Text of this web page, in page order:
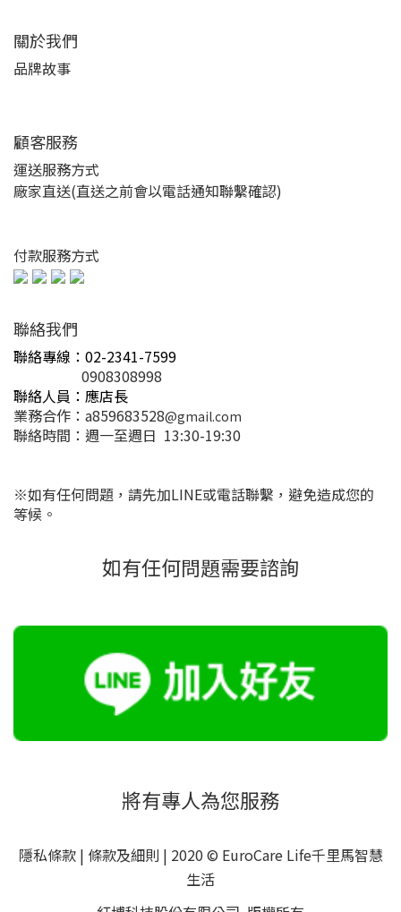
關於我們
品牌故事
顧客服務
運送服務方式
廠家直送(直送之前會以電話通知聯繫確認)
付款服務方式
聯絡我們
聯絡專線：02-2341-7599
0908308998
聯絡人員：應店長
業務合作：a859683528@gmail.com
聯絡時間：週一至週日 13:30-19:30
※如有任何問題，請先加LINE或電話聯繫，避免造成您的
等候。
如有任何問題需要諮詢
將有專人為您服務
隱私條款| 條款及細則 | 2020 © EuroCare Life千里馬智慧
生活